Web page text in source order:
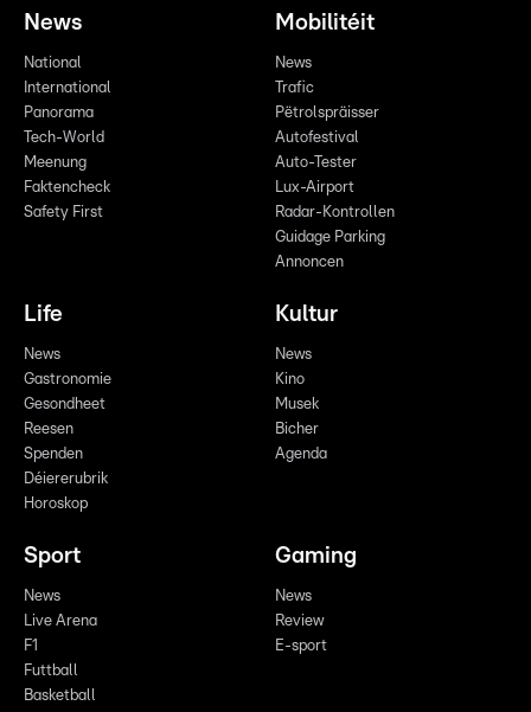
News
National
International
Panorama
Tech-World
Meenung
Faktencheck
Safety First
Mobilitéit
News
Trafic
Pëtrolspräisser
Autofestival
Auto-Tester
Lux-Airport
Radar-Kontrollen
Guidage Parking
Annoncen
Life
News
Gastronomie
Gesondheet
Reesen
Spenden
Déiererubrik
Horoskop
Kultur
News
Kino
Musek
Bicher
Agenda
Sport
News
Live Arena
F1
Futtball
Basketball
Gaming
News
Review
E-sport